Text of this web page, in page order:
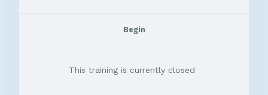
Begin
This training is currently closed